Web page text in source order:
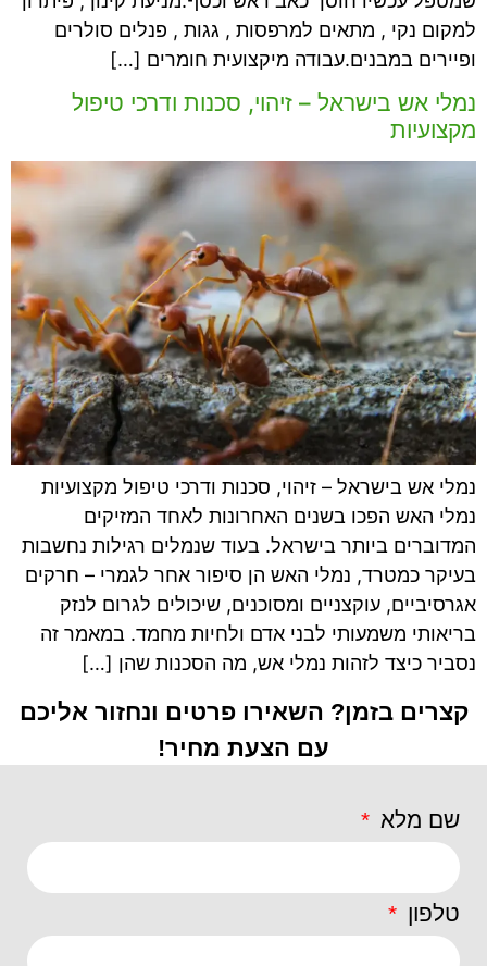
למקום נקי , מתאים למרפסות , גגות , פנלים סולרים
ופיירים במבנים.עבודה מיקצועית חומרים […]
נמלי אש בישראל – זיהוי, סכנות ודרכי טיפול
מקצועיות
נמלי אש בישראל – זיהוי, סכנות ודרכי טיפול מקצועיות
נמלי האש הפכו בשנים האחרונות לאחד המזיקים
המדוברים ביותר בישראל. בעוד שנמלים רגילות נחשבות
בעיקר כמטרד, נמלי האש הן סיפור אחר לגמרי – חרקים
אגרסיביים, עוקצניים ומסוכנים, שיכולים לגרום לנזק
בריאותי משמעותי לבני אדם ולחיות מחמד. במאמר זה
נסביר כיצד לזהות נמלי אש, מה הסכנות שהן […]
קצרים בזמן? השאירו פרטים ונחזור אליכם
עם הצעת מחיר!
שם מלא
טלפון